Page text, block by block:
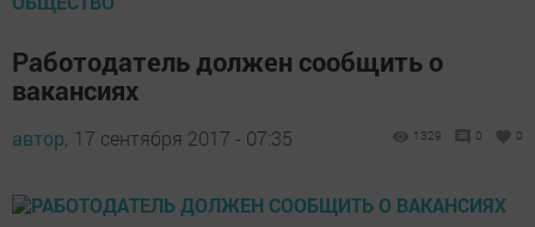
Работодатель должен сообщить о
вакансиях
автор, 17 сентября 2017 - 07:35 1329 0 0